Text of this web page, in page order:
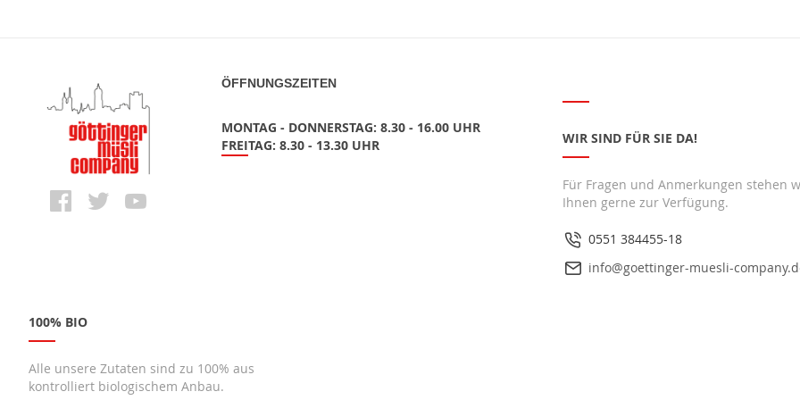
ÖFFNUNGSZEITEN
MONTAG - DONNERSTAG: 8.30 - 16.00 UHR
FREITAG: 8.30 - 13.30 UHR
WIR SIND FÜR SIE DA!
Für Fragen und Anmerkungen stehen
Ihnen gerne zur Verfügung.
0551 384455-18
info@goettinger-muesli-
100% BIO
Alle unsere Zutaten sind zu 100% aus
kontrolliert biologischem Anbau.